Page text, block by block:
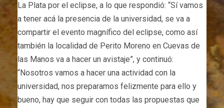
La Plata por el eclipse, a lo que respondió: “Sí vamos
a tener acá la presencia de la universidad, se va a
compartir el evento magnífico del eclipse, como así
también la localidad de Perito Moreno en Cuevas de
las Manos va a hacer un avistaje”, y continuó:
“Nosotros vamos a hacer una actividad con la
universidad, nos preparamos felizmente para ello y
bueno, hay que seguir con todas las propuestas que